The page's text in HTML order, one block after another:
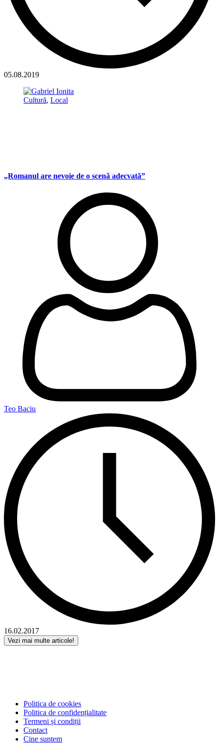
05.08.2019
Cultură, Local
„Romanul are nevoie de o scenă adecvată”
Teo Baciu
16.02.2017
Vezi mai multe articole!
Politica de cookies
Politica de confidențialitate
Termeni și condiții
Contact
Cine suntem